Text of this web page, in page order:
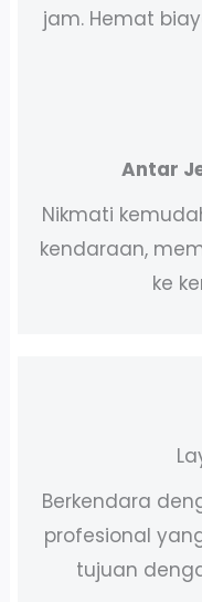
jam. Hemat
Antar
Nikmati
kendaraan,
ke
Berkendara
profesional
tujuan